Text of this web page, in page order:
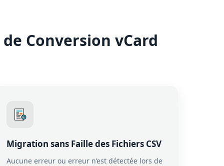
Conversion vCard
Migration sans Faille des Fichiers CSV
Aucune erreur ou erreur n’est détectée lors de